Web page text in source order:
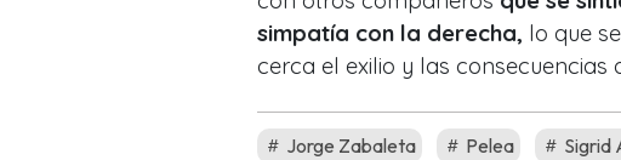
simpatía con la derecha, lo que
cerca el exilio y las consecuencias
Jorge Zabaleta Pelea Sigrid